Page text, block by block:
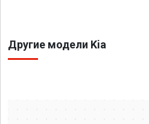
Другие модели Kia